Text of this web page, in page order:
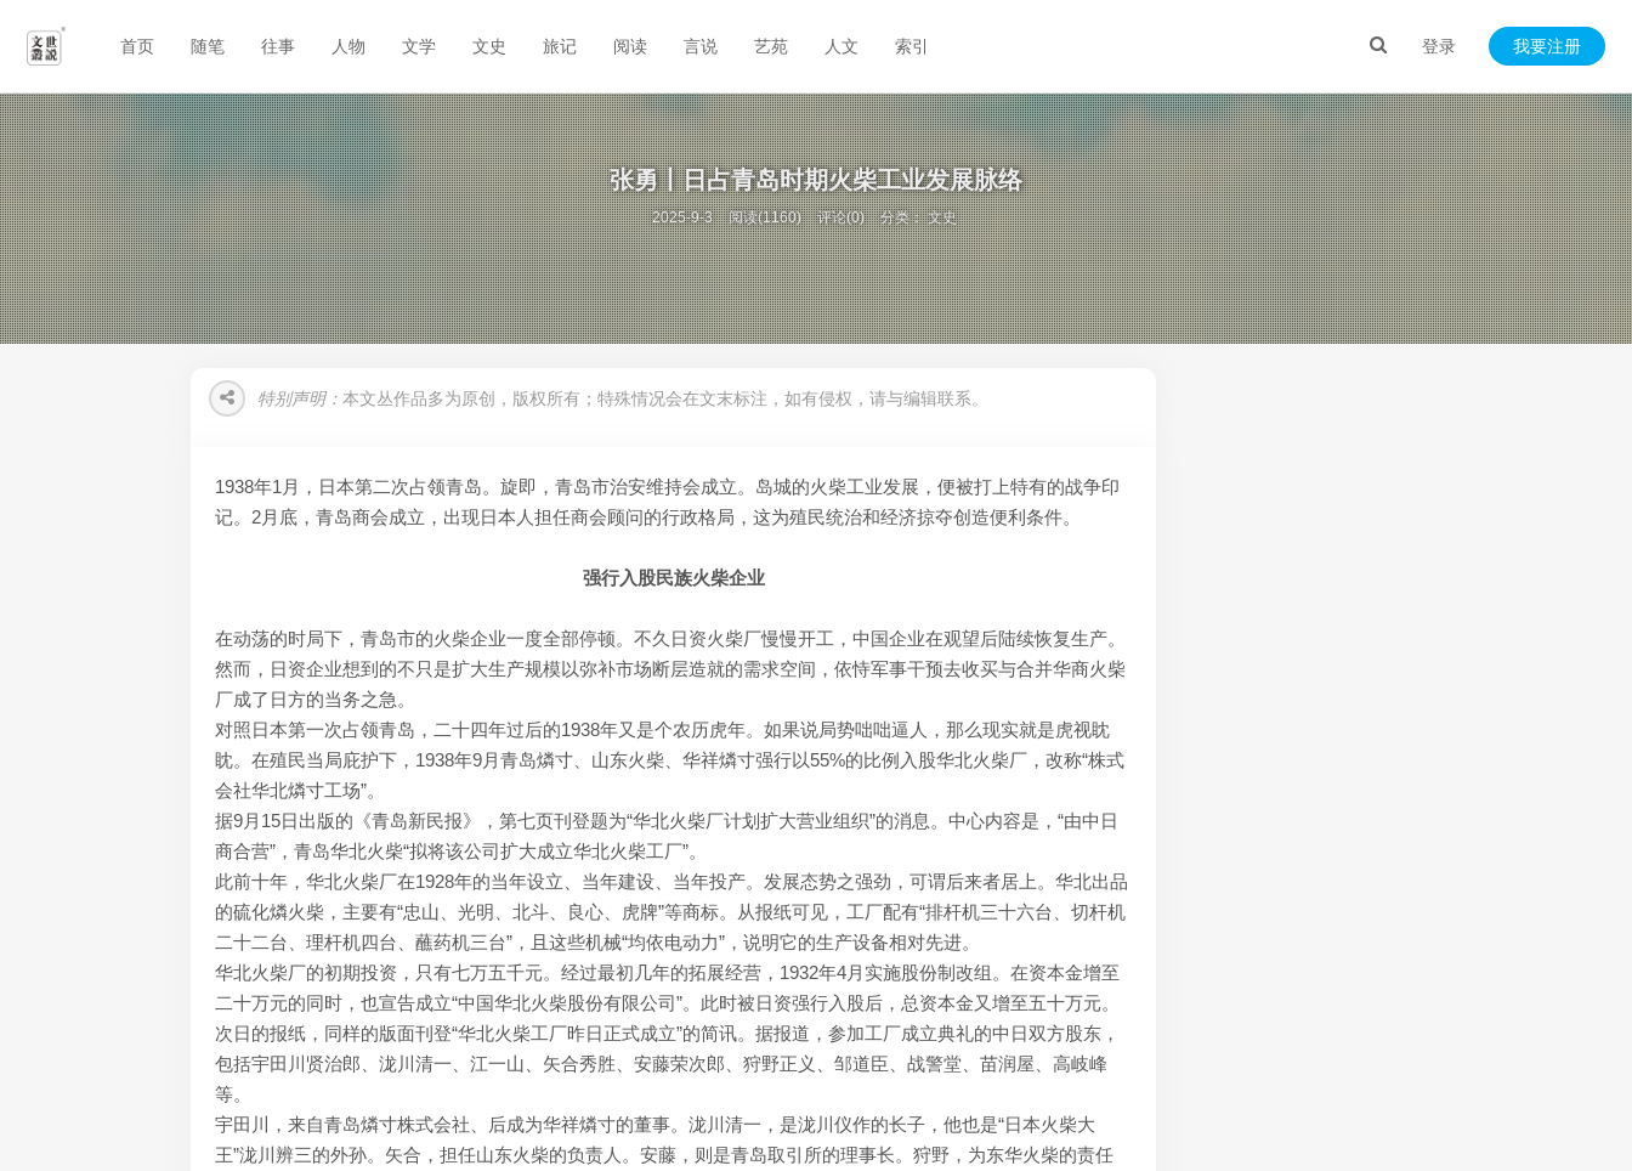
登录 我要注册
首页 随笔 往事 人物 文学 文史 旅记 阅读 言说 艺苑 人文 索引
张勇丨日占青岛时期火柴工业发展脉络
2025-9-3 阅读(1160) 评论(0) 分类：文史
特别声明： 本文丛作品多为原创，版权所有；特殊情况会在文末标注，如有侵权，请与编辑联系。
1938年1月，日本第二次占领青岛。旋即，青岛市治安维持会成立。岛城的火柴工业发展，便被打上特有的战争印
记。2月底，青岛商会成立，出现日本人担任商会顾问的行政格局，这为殖民统治和经济掠夺创造便利条件。
强行入股民族火柴企业
在动荡的时局下，青岛市的火柴企业一度全部停顿。不久日资火柴厂慢慢开工，中国企业在观望后陆续恢复生产。
然而，日资企业想到的不只是扩大生产规模以弥补市场断层造就的需求空间，依恃军事干预去收买与合并华商火柴
厂成了日方的当务之急。
对照日本第一次占领青岛，二十四年过后的1938年又是个农历虎年。如果说局势咄咄逼人，那么现实就是虎视眈
眈。在殖民当局庇护下，1938年9月青岛燐寸、山东火柴、华祥燐寸强行以55%的比例入股华北火柴厂，改称“株式
会社华北燐寸工场”。
据9月15日出版的《青岛新民报》，第七页刊登题为“华北火柴厂计划扩大营业组织”的消息。中心内容是，“由中日
商合营”，青岛华北火柴“拟将该公司扩大成立华北火柴工厂”。
此前十年，华北火柴厂在1928年的当年设立、当年建设、当年投产。发展态势之强劲，可谓后来者居上。华北出品
的硫化燐火柴，主要有“忠山、光明、北斗、良心、虎牌”等商标。从报纸可见，工厂配有“排杆机三十六台、切杆机
二十二台、理杆机四台、蘸药机三台”，且这些机械“均依电动力”，说明它的生产设备相对先进。
华北火柴厂的初期投资，只有七万五千元。经过最初几年的拓展经营，1932年4月实施股份制改组。在资本金增至
二十万元的同时，也宣告成立“中国华北火柴股份有限公司”。此时被日资强行入股后，总资本金又增至五十万元。
次日的报纸，同样的版面刊登“华北火柴工厂昨日正式成立”的简讯。据报道，参加工厂成立典礼的中日双方股东，
包括宇田川贤治郎、泷川清一、江一山、矢合秀胜、安藤荣次郎、狩野正义、邹道臣、战警堂、苗润屋、高岐峰
等。
宇田川，来自青岛燐寸株式会社、后成为华祥燐寸的董事。泷川清一，是泷川仪作的长子，他也是“日本火柴大
王”泷川辨三的外孙。矢合，担任山东火柴的负责人。安藤，则是青岛取引所的理事长。狩野，为东华火柴的责任